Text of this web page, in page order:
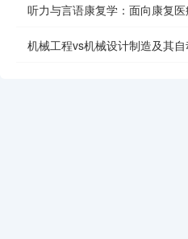
听力与言语康复学：面向康复
机械工程vs机械设计制造及其